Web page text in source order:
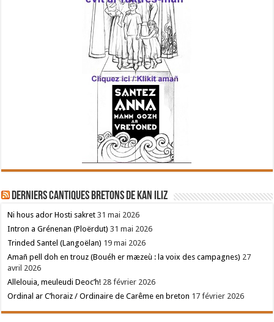
Derniers cantiques bretons de Kan Iliz
Ni hous ador Hosti sakret 31 mai 2026
Intron a Grénenan (Ploërdut) 31 mai 2026
Trinded Santel (Langoëlan) 19 mai 2026
Amañ pell doh en trouz (Bouéh er mæzeù : la voix des campagnes) 27
avril 2026
Allelouia, meuleudi Deoc’h! 28 février 2026
Ordinal ar C’horaiz / Ordinaire de Carême en breton 17 février 2026